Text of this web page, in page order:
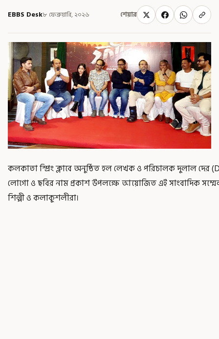
EBBS Desk৮ ফেব্রুয়ারি, ২০২৬ শেয়ার
কলকাতা স্প্রিং ক্লাবে অনুষ্ঠিত হল লেখক ও পরিচালক দুলাল দের
লোগো ও ছবির নাম প্রকাশ উপলক্ষে আয়োজিত এই সাংবাদিক
শিল্পী ও কলাকুশলীরা।